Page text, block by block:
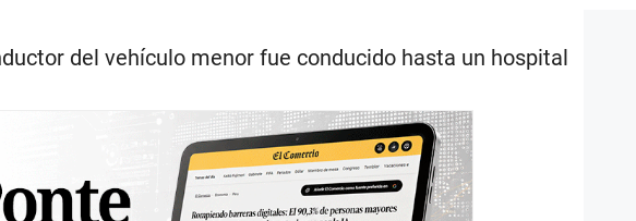
del vehículo menor fue conducido hasta un hospital